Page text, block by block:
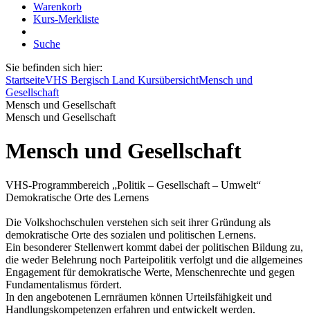
Warenkorb
Kurs-Merkliste
Suche
Sie befinden sich hier:
StartseiteVHS Bergisch Land KursübersichtMensch und
Gesellschaft
Mensch und Gesellschaft
Mensch und Gesellschaft
Mensch und Gesellschaft
VHS-Programmbereich „Politik – Gesellschaft – Umwelt“
Demokratische Orte des Lernens
Die Volkshochschulen verstehen sich seit ihrer Gründung als
demokratische Orte des sozialen und politischen Lernens.
Ein besonderer Stellenwert kommt dabei der politischen Bildung zu,
die weder Belehrung noch Parteipolitik verfolgt und die allgemeines
Engagement für demokratische Werte, Menschenrechte und gegen
Fundamentalismus fördert.
In den angebotenen Lernräumen können Urteilsfähigkeit und
Handlungskompetenzen erfahren und entwickelt werden.